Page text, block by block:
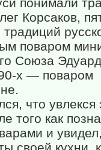
Корсаков,
поваром
Союза
х — поваром
что увлекся
того как
и